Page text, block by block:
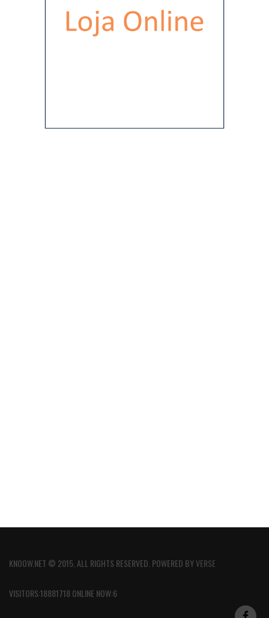
KNOOW.NET © 2015. ALL RIGHTS RESERVED. POWERED BYVERSE
VISITORS:18881718 ONLINE NOW:6